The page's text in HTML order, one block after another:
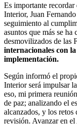
Es importante
Interior, Juan
seguimiento al
asuntos que más se
desmovilizados de las
internacionales con
implementación.
Según informó el
Interior será impulsar
eso, mi primera
de paz; analizando el
alcanzados, y los
revisión. Avanzar en el